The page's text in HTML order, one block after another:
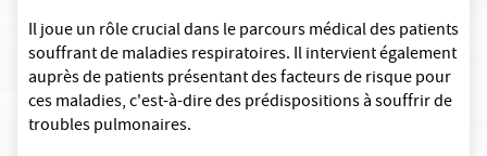
Il joue un rôle crucial dans le parcours médical des patients
souffrant de maladies respiratoires. Il intervient également
auprès de patients présentant des facteurs de risque pour
ces maladies, c'est-à-dire des prédispositions à souffrir de
troubles pulmonaires.